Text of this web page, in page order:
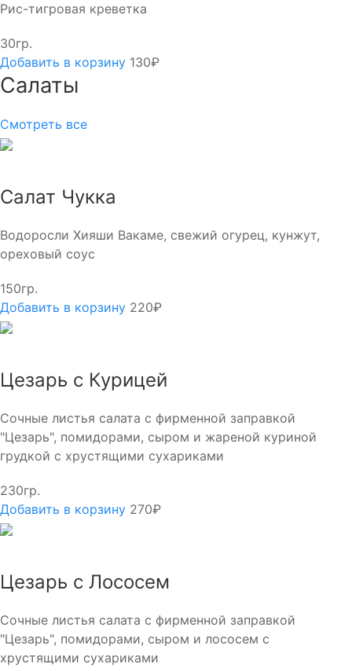
Рис-тигровая креветка
30гр.
Добавить в корзину 130₽
Салаты
Смотреть все
Салат Чукка
Водоросли Хияши Вакаме, свежий огурец, кунжут,
ореховый соус
150гр.
Добавить в корзину 220₽
Цезарь с Курицей
Сочные листья салата с фирменной заправкой
"Цезарь", помидорами, сыром и жареной куриной
грудкой с хрустящими сухариками
230гр.
Добавить в корзину 270₽
Цезарь с Лососем
Сочные листья салата с фирменной заправкой
"Цезарь", помидорами, сыром и лососем с
хрустящими сухариками